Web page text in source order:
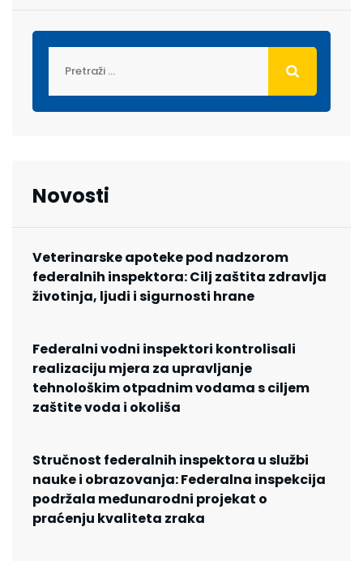
Novosti
Veterinarske apoteke pod nadzorom
federalnih inspektora: Cilj zaštita zdravlja
životinja, ljudi i sigurnosti hrane
Federalni vodni inspektori kontrolisali
realizaciju mjera za upravljanje
tehnološkim otpadnim vodama s ciljem
zaštite voda i okoliša
Stručnost federalnih inspektora u službi
nauke i obrazovanja: Federalna inspekcija
podržala međunarodni projekat o
praćenju kvaliteta zraka